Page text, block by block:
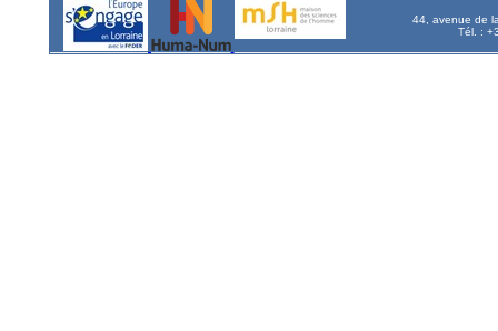
44, avenue de
Tél. :